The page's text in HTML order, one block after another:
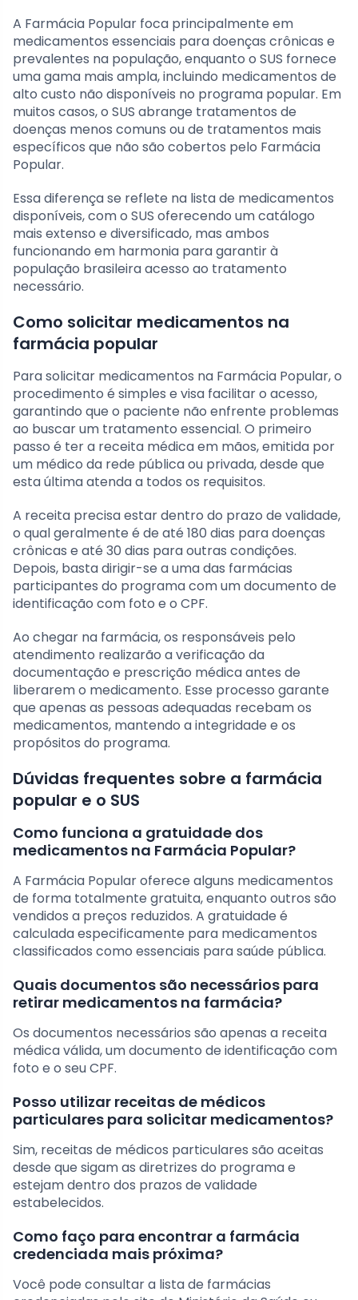
A Farmácia Popular foca principalmente em
medicamentos essenciais para doenças crônicas e
prevalentes na população, enquanto o SUS fornece
uma gama mais ampla, incluindo medicamentos de
alto custo não disponíveis no programa popular. Em
muitos casos, o SUS abrange tratamentos de
doenças menos comuns ou de tratamentos mais
específicos que não são cobertos pelo Farmácia
Popular.
Essa diferença se reflete na lista de medicamentos
disponíveis, com o SUS oferecendo um catálogo
mais extenso e diversificado, mas ambos
funcionando em harmonia para garantir à
população brasileira acesso ao tratamento
necessário.
Como solicitar medicamentos na
farmácia popular
Para solicitar medicamentos na Farmácia Popular, o
procedimento é simples e visa facilitar o acesso,
garantindo que o paciente não enfrente problemas
ao buscar um tratamento essencial. O primeiro
passo é ter a receita médica em mãos, emitida por
um médico da rede pública ou privada, desde que
esta última atenda a todos os requisitos.
A receita precisa estar dentro do prazo de validade,
o qual geralmente é de até 180 dias para doenças
crônicas e até 30 dias para outras condições.
Depois, basta dirigir-se a uma das farmácias
participantes do programa com um documento de
identificação com foto e o CPF.
Ao chegar na farmácia, os responsáveis pelo
atendimento realizarão a verificação da
documentação e prescrição médica antes de
liberarem o medicamento. Esse processo garante
que apenas as pessoas adequadas recebam os
medicamentos, mantendo a integridade e os
propósitos do programa.
Dúvidas frequentes sobre a farmácia
popular e o SUS
Como funciona a gratuidade dos
medicamentos na Farmácia Popular?
A Farmácia Popular oferece alguns medicamentos
de forma totalmente gratuita, enquanto outros são
vendidos a preços reduzidos. A gratuidade é
calculada especificamente para medicamentos
classificados como essenciais para saúde pública.
Quais documentos são necessários para
retirar medicamentos na farmácia?
Os documentos necessários são apenas a receita
médica válida, um documento de identificação com
foto e o seu CPF.
Posso utilizar receitas de médicos
particulares para solicitar medicamentos?
Sim, receitas de médicos particulares são aceitas
desde que sigam as diretrizes do programa e
estejam dentro dos prazos de validade
estabelecidos.
Como faço para encontrar a farmácia
credenciada mais próxima?
Você pode consultar a lista de farmácias